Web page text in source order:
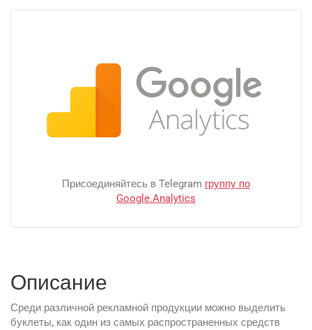
Присоединяйтесь в Telegram группу по
Google.Analytics
Описание
Среди различной рекламной продукции можно выделить
буклеты, как один из самых распространенных средств